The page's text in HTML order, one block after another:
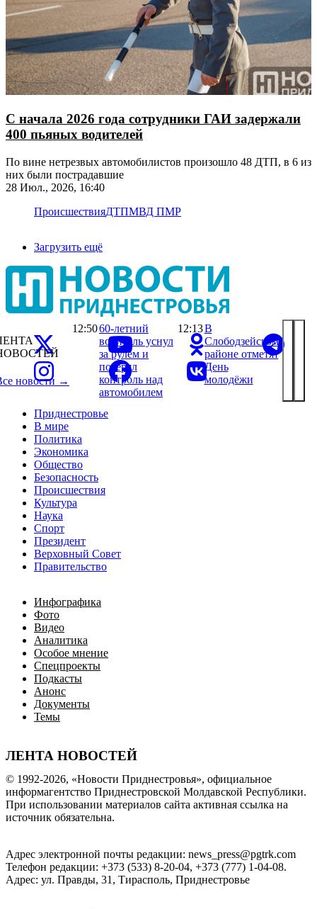
С начала 2026 года сотрудники ГАИ задержали
400 пьяных водителей
По вине нетрезвых автомобилистов произошло 48 ДТП, в 6 из
них были пострадавшие
28 Июл., 2026, 16:40
ПроисшествияДТПМВД ПМР
Загрузить ещё
Приднестровье
В мире
Политика
Экономика
Общество
Безопасность
Происшествия
Культура
Наука
Спорт
Президент
Верховный Совет
Правительство
Инфографика
Фото
Видео
Аналитика
Особое мнение
Спецпроекты
Подкасты
Анонс
Документы
Темы
ЛЕНТА НОВОСТЕЙ
новости →
12:5060-летний
водитель уснул
за рулём и
потерял
контроль над
автомобилем
12:13В
Слободзейском
районе отметят
День
молодёжи
© 1992-2026, «Новости Приднестровья», официальное
информагентство Приднестровской Молдавской Республики.
При использовании материалов сайта активная ссылка на
источник обязательна.
Адрес электронной почты редакции: news_press@pgtrk.com
Телефон редакции: +373 (533) 8-20-04, +373 (777) 1-04-08.
Адрес: ул. Правды, 31, Тирасполь, Приднестровье